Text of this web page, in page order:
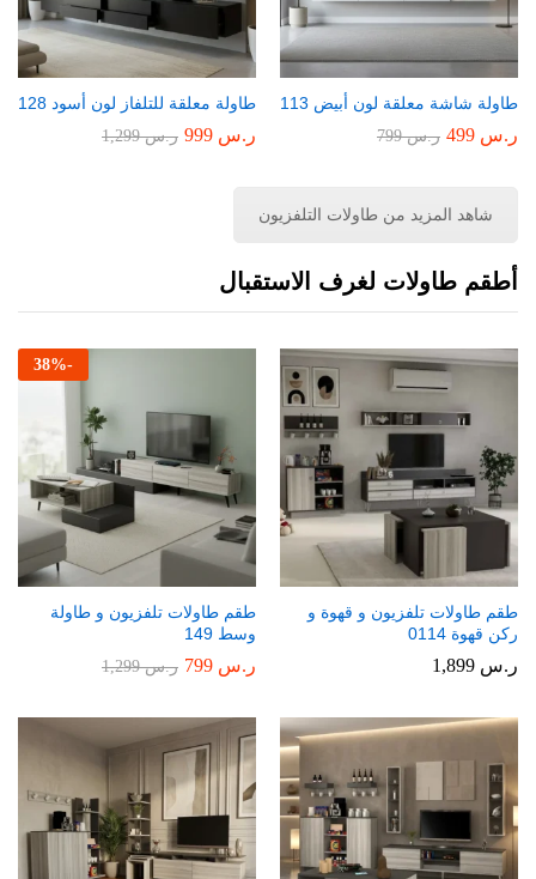
طاولة شاشة معلقة لون أبيض 113
ر.س ر.س799
طاولة معلقة للتلفاز لون أسود 128
ر.س ر.س1,299
شاهد المزيد من طاولات التلفزيون
أطقم طاولات لغرف الاستقبال
طقم طاولات تلفزيون و قهوة و
ركن قهوة 0114
ر.س
-
38%
طقم طاولات تلفزيون و طاولة
وسط 149
ر.س ر.س1,299